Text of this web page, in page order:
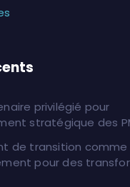
privilégié pour
stratégique des
de transition comme
pour des